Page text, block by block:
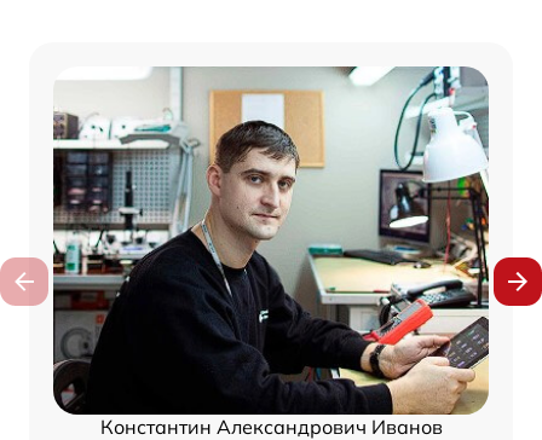
Константин Александрович Иванов